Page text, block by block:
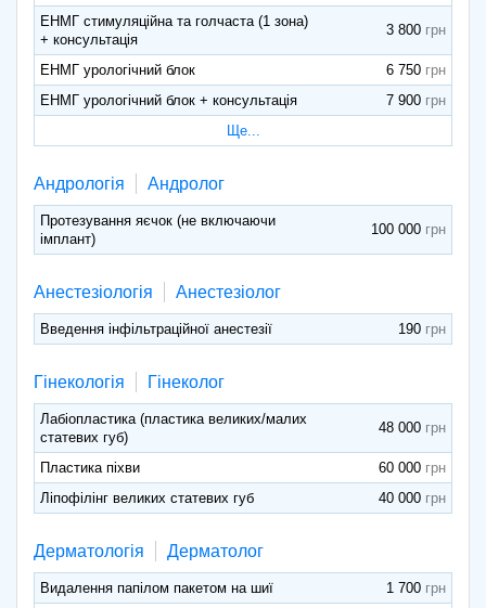
ЕНМГ стимуляційна та голчаста (1 зона)
+ консультація
3 800
ЕНМГ урологічний блок
6 750
ЕНМГ урологічний блок + консультація
7 900
Ще...
Андрологія Андролог
Протезування яєчок (не включаючи
імплант)
100 000
Анестезіологія Анестезіолог
Введення інфільтраційної анестезії 190
Гінекологія Гінеколог
Лабіопластика (пластика великих/малих
статевих губ)
48 000
Пластика піхви
60 000
Ліпофілінг великих статевих губ
40 000
Дерматологія Дерматолог
Видалення папілом пакетом на шиї
1 700